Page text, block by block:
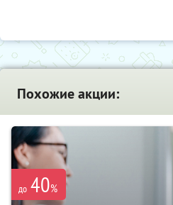
Похожие акции:
до 40%